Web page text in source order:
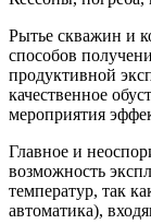
Рытье скважин и
способов
продуктивной
качественное
мероприятия
Главное и
возможность
температур, так
автоматика),